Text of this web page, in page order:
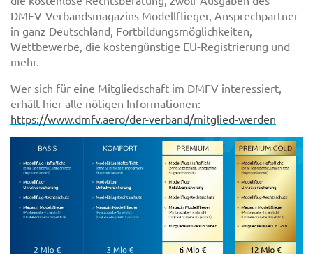
DMFV-Verbandsmagazins Modellflieger, Ansprechpartner
in ganz Deutschland, Fortbildungsmöglichkeiten,
Wettbewerbe, die kostengünstige EU-Registrierung und
mehr.
Wer sich für eine Mitgliedschaft im DMFV interessiert,
erhält hier alle nötigen Informationen:
https://www.dmfv.aero/der-verband/mitglied-werden